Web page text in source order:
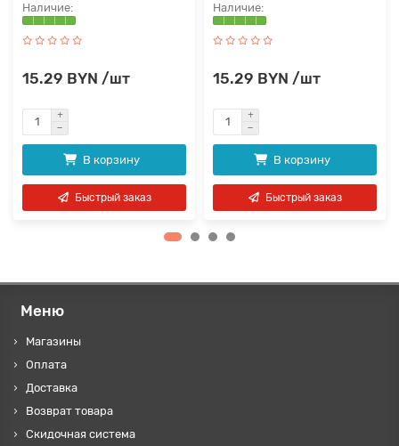
15.29 BYN /шт
В корзину
Быстрый заказ
15.29 BYN /шт
В корзину
Быстрый заказ
Меню
Магазины
Оплата
Доставка
Возврат товара
Скидочная система